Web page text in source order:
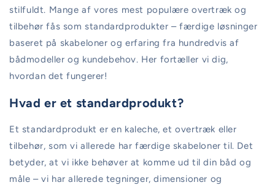
stilfuldt. Mange af vores mest populære overtræk og
tilbehør fås som standardprodukter – færdige løsninger
baseret på skabeloner og erfaring fra hundredvis af
bådmodeller og kundebehov. Her fortæller vi dig,
hvordan det fungerer!
Hvad er et standardprodukt?
Et standardprodukt er en kaleche, et overtræk eller
tilbehør, som vi allerede har færdige skabeloner til. Det
betyder, at vi ikke behøver at komme ud til din båd og
måle – vi har allerede tegninger, dimensioner og